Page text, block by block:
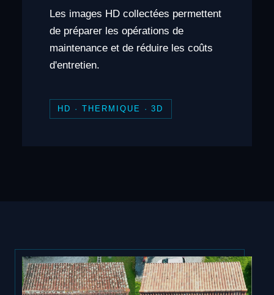
Les images HD collectées permettent
de préparer les opérations de
maintenance et de réduire les coûts
d'entretien.
HD · THERMIQUE · 3D